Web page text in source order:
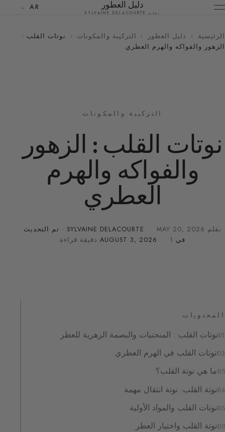
دليل العطور
بقلم SYLVAINE DELACOURTE
AR
الرئيسية › دليل العطور › التركيبة والمكونات ›
نوتات القلب :
الزهور والفواكه والهرم العطري
التركيبة والمكونات
نوتات القلب : الزهور
والفواكه والهرم
العطري
بقلم SYLVAINE DELACOURTE ·MAY 20, 2026
· تم التحديث
في
AUGUST 3, 2026 · 1 دقيقة قراءة
المحتويات
نوتات القلب : المنحنيات والبصمة الزهرية للعطر
نوتات القلب في الهرم العطري
ما هي نوتة القلب؟
نوتة القلب: نوتة انتقال مهمة
نوتات القلب والمواد الأولية
نوتة القلب واختيار العطر